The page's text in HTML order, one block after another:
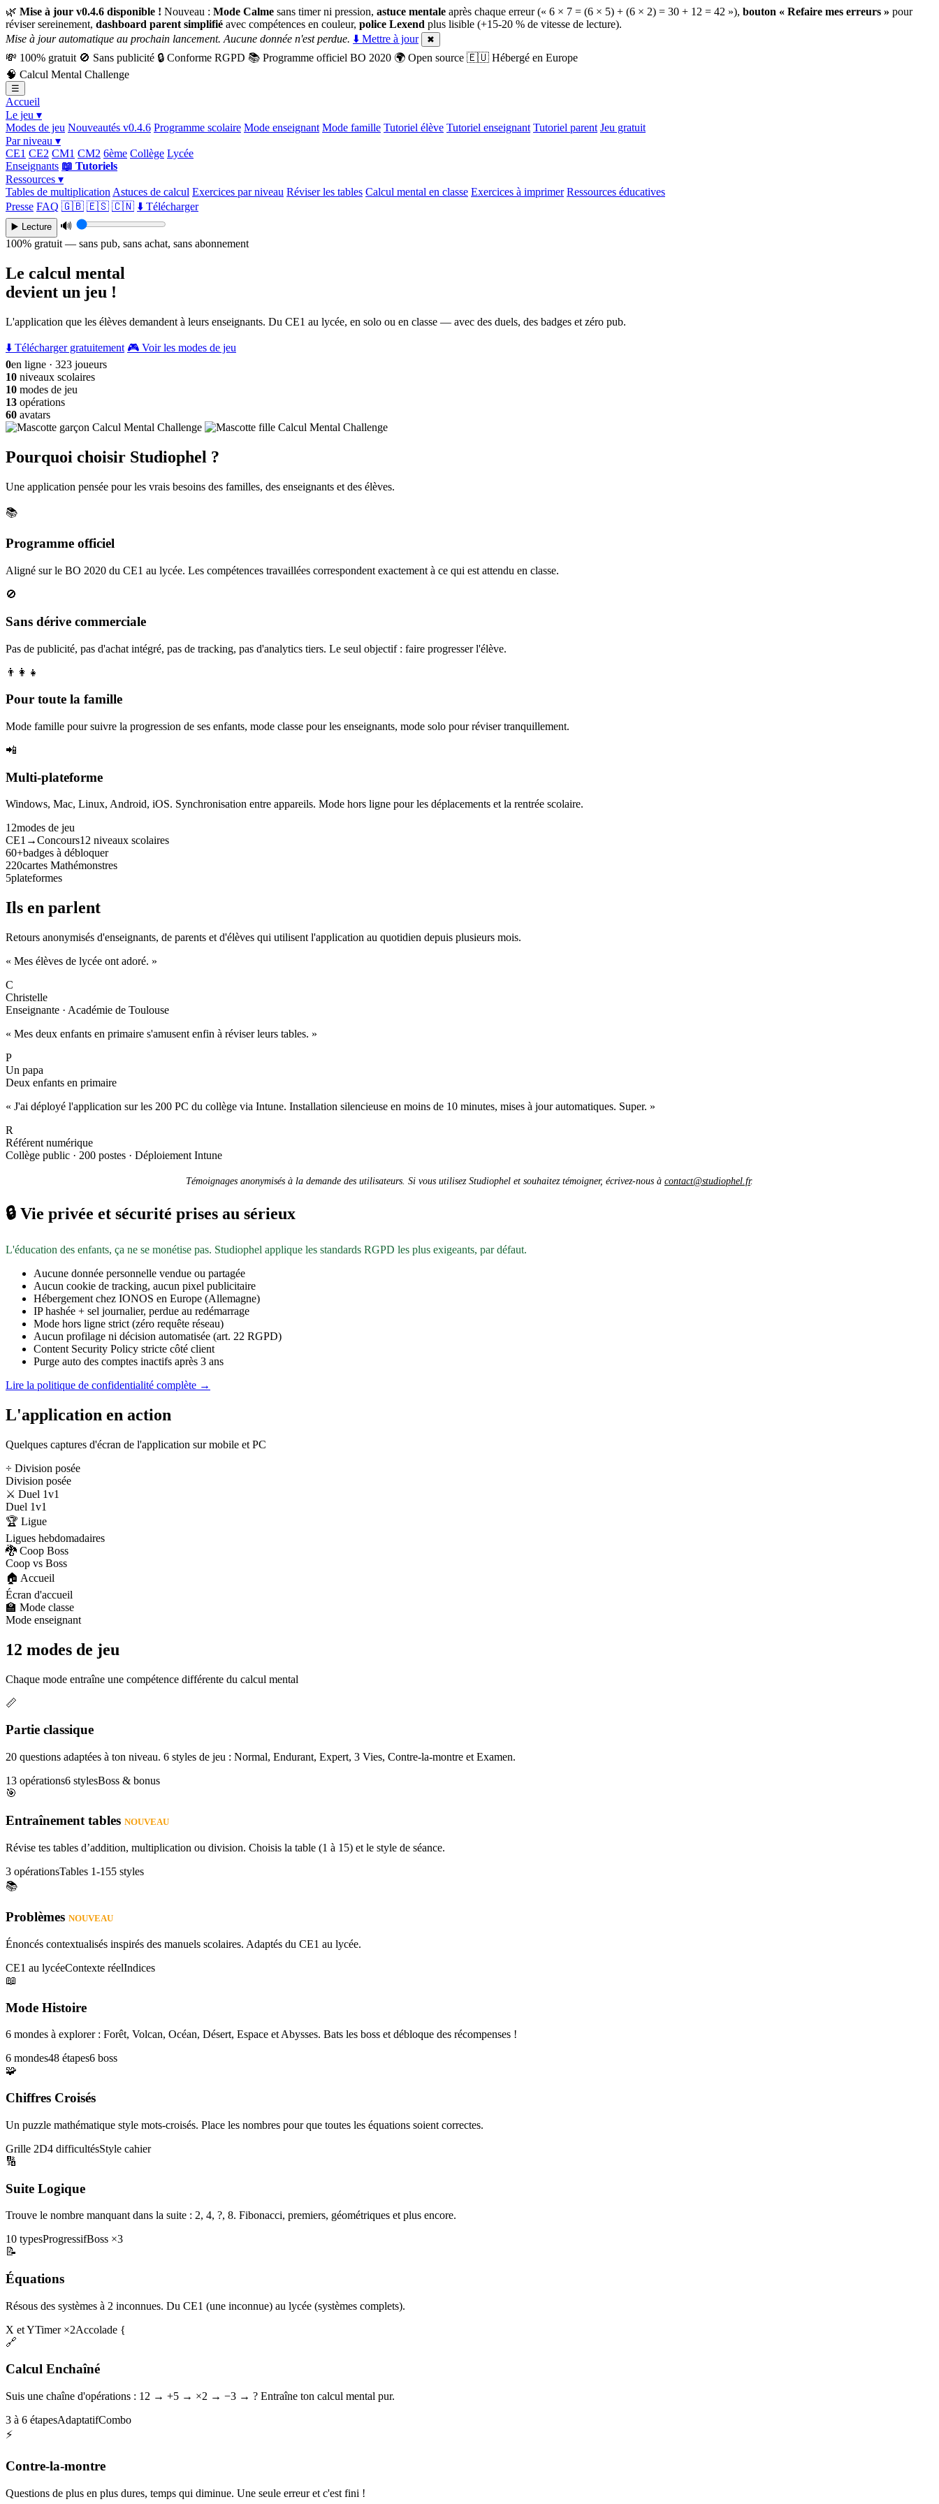
🌿 Mise à jour v0.4.6 disponible ! Nouveau : Mode Calme sans timer ni pression, astuce mentale après chaque erreur (« 6 × 7 = (6 × 5) + (6 × 2) = 30 + 12 = 42 »), bouton « Refaire mes erreurs » pour
réviser sereinement, dashboard parent simplifié avec compétences en couleur, police Lexend plus lisible (+15-20 % de vitesse de lecture).
Mise à jour automatique au prochain lancement. Aucune donnée n'est perdue. ⬇️ Mettre à jour ✖
💸 100% gratuit 🚫 Sans publicité 🔒 Conforme RGPD 📚 Programme officiel BO 2020 🌍 Open source 🇪🇺 Hébergé en Europe
🧠 Calcul Mental Challenge
☰
Accueil
Le jeu ▾
Modes de jeu Nouveautés v0.4.6 Programme scolaire Mode enseignant Mode famille Tutoriel élève Tutoriel enseignant Tutoriel parent Jeu gratuit
Par niveau ▾
CE1 CE2 CM1 CM2 6ème Collège Lycée
Enseignants 📖 Tutoriels
Ressources ▾
Tables de multiplication Astuces de calcul Exercices par niveau Réviser les tables Calcul mental en classe Exercices à imprimer Ressources éducatives
Presse FAQ 🇬🇧 🇪🇸 🇨🇳 ⬇️ Télécharger
▶️ Lecture
🔊
100% gratuit — sans pub, sans achat, sans abonnement
Le calcul mental
devient un jeu !
L'application que les élèves demandent à leurs enseignants. Du CE1 au lycée, en solo ou en classe — avec des duels, des badges et zéro pub.
⬇️ Télécharger gratuitement 🎮 Voir les modes de jeu
0en ligne · 323 joueurs
10 niveaux scolaires
10 modes de jeu
13 opérations
60 avatars
Pourquoi choisir Studiophel ?
Une application pensée pour les vrais besoins des familles, des enseignants et des élèves.
📚
Programme officiel
Aligné sur le BO 2020 du CE1 au lycée. Les compétences travaillées correspondent exactement à ce qui est attendu en classe.
🚫
Sans dérive commerciale
Pas de publicité, pas d'achat intégré, pas de tracking, pas d'analytics tiers. Le seul objectif : faire progresser l'élève.
👨‍👩‍👧
Pour toute la famille
Mode famille pour suivre la progression de ses enfants, mode classe pour les enseignants, mode solo pour réviser tranquillement.
📲
Multi-plateforme
Windows, Mac, Linux, Android, iOS. Synchronisation entre appareils. Mode hors ligne pour les déplacements et la rentrée scolaire.
12modes de jeu
CE1→Concours12 niveaux scolaires
60+badges à débloquer
220cartes Mathémonstres
5plateformes
Ils en parlent
Retours anonymisés d'enseignants, de parents et d'élèves qui utilisent l'application au quotidien depuis plusieurs mois.
« Mes élèves de lycée ont adoré. »
C
Christelle
Enseignante · Académie de Toulouse
« Mes deux enfants en primaire s'amusent enfin à réviser leurs tables. »
P
Un papa
Deux enfants en primaire
« J'ai déployé l'application sur les 200 PC du collège via Intune. Installation silencieuse en moins de 10 minutes, mises à jour automatiques. Super. »
R
Référent numérique
Collège public · 200 postes · Déploiement Intune
Témoignages anonymisés à la demande des utilisateurs. Si vous utilisez Studiophel et souhaitez témoigner, écrivez-nous à contact@studiophel.fr.
🔒 Vie privée et sécurité prises au sérieux
L'éducation des enfants, ça ne se monétise pas. Studiophel applique les standards RGPD les plus exigeants, par défaut.
Aucune donnée personnelle vendue ou partagée
Aucun cookie de tracking, aucun pixel publicitaire
Hébergement chez IONOS en Europe (Allemagne)
IP hashée + sel journalier, perdue au redémarrage
Mode hors ligne strict (zéro requête réseau)
Aucun profilage ni décision automatisée (art. 22 RGPD)
Content Security Policy stricte côté client
Purge auto des comptes inactifs après 3 ans
Lire la politique de confidentialité complète →
L'application en action
Quelques captures d'écran de l'application sur mobile et PC
÷ Division posée
Division posée
⚔️ Duel 1v1
Duel 1v1
🏆 Ligue
Ligues hebdomadaires
🐉 Coop Boss
Coop vs Boss
🏠 Accueil
Écran d'accueil
🏫 Mode classe
Mode enseignant
12 modes de jeu
Chaque mode entraîne une compétence différente du calcul mental
📏
Partie classique
20 questions adaptées à ton niveau. 6 styles de jeu : Normal, Endurant, Expert, 3 Vies, Contre-la-montre et Examen.
13 opérations6 stylesBoss & bonus
🎯
Entraînement tables NOUVEAU
Révise tes tables d’addition, multiplication ou division. Choisis la table (1 à 15) et le style de séance.
3 opérationsTables 1-155 styles
📚
Problèmes NOUVEAU
Énoncés contextualisés inspirés des manuels scolaires. Adaptés du CE1 au lycée.
CE1 au lycéeContexte réelIndices
📖
Mode Histoire
6 mondes à explorer : Forêt, Volcan, Océan, Désert, Espace et Abysses. Bats les boss et débloque des récompenses !
6 mondes48 étapes6 boss
🧩
Chiffres Croisés
Un puzzle mathématique style mots-croisés. Place les nombres pour que toutes les équations soient correctes.
Grille 2D4 difficultésStyle cahier
🔢
Suite Logique
Trouve le nombre manquant dans la suite : 2, 4, ?, 8. Fibonacci, premiers, géométriques et plus encore.
10 typesProgressifBoss ×3
📝
Équations
Résous des systèmes à 2 inconnues. Du CE1 (une inconnue) au lycée (systèmes complets).
X et YTimer ×2Accolade {
🔗
Calcul Enchaîné
Suis une chaîne d'opérations : 12 → +5 → ×2 → −3 → ? Entraîne ton calcul mental pur.
3 à 6 étapesAdaptatifCombo
⚡
Contre-la-montre
Questions de plus en plus dures, temps qui diminue. Une seule erreur et c'est fini !